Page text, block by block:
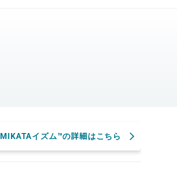
MIKATAイズム™の詳細はこちら